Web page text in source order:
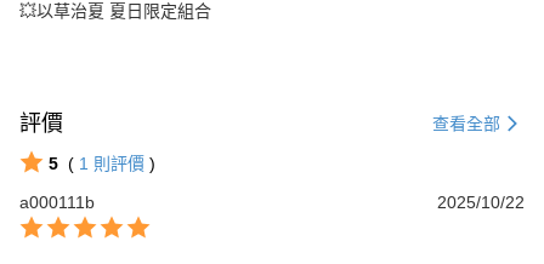
💥以草治夏 夏日限定組合
評價 查看全部
5 ( 1 則評價 )
a000111b
2025/10/22